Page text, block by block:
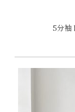
5分袖